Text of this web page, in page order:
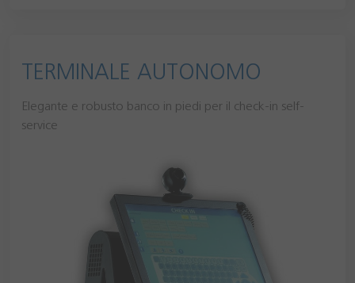
TERMINALE AUTONOMO
Elegante e robusto banco in piedi per il check-in self-
service